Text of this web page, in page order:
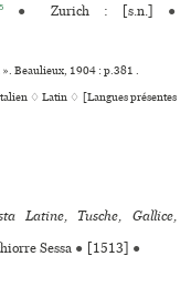
● Zurich : [s.n.]
●
Beaulieux, 1904 : p.381 .
♢Latin ♢
[Langues présentes
Latine, Tusche, Gallice,
Sessa ● [1513] ●